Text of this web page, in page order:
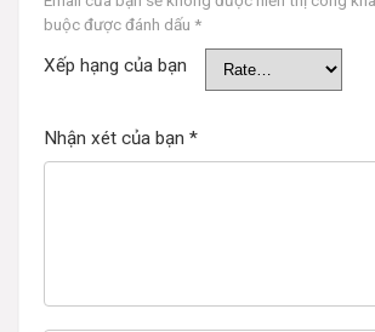
buộc được đánh dấu *
Xếp hạng của bạn
Nhận xét của bạn *